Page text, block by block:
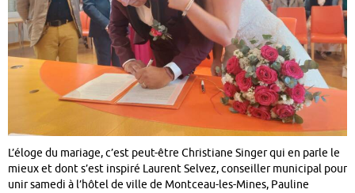
L’éloge du mariage, c’est peut-être Christiane Singer qui en parle le
mieux et dont s’est inspiré Laurent Selvez, conseiller municipal pour
unir samedi à l’hôtel de ville de Montceau-les-Mines, Pauline